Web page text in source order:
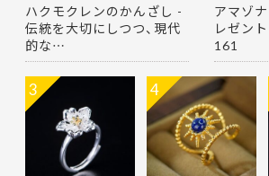
ハクモクレンのかんざし -
伝統を大切にしつつ、現代
的な…
アマゾ
レゼン
161
3 4